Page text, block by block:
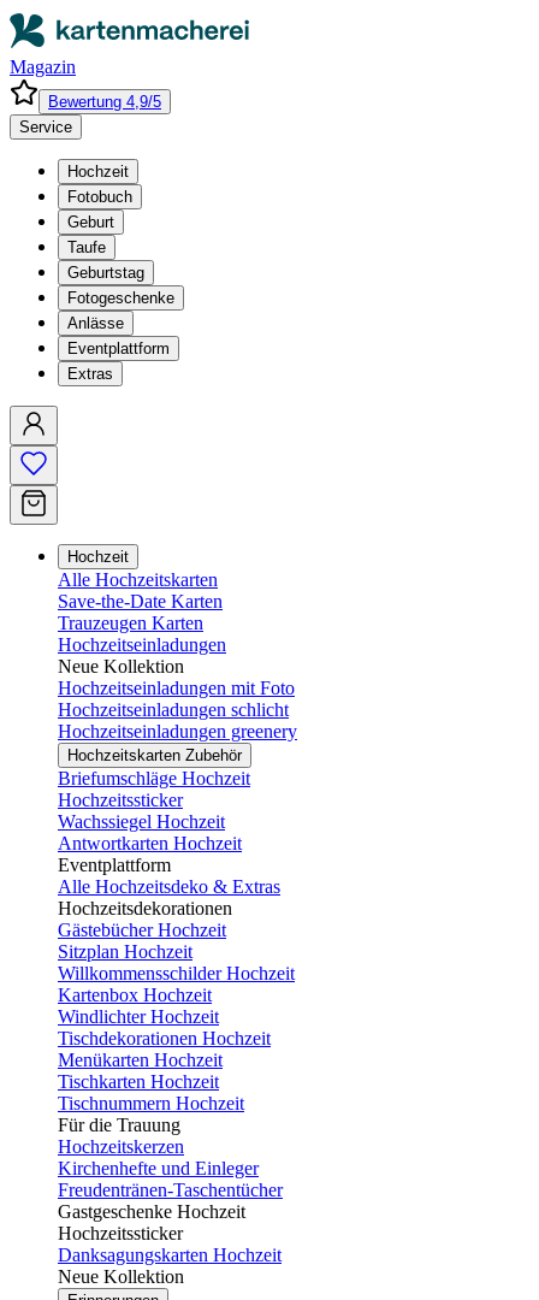
Magazin
Bewertung 4,9/5
Service
Hochzeit
Fotobuch
Geburt
Taufe
Geburtstag
Fotogeschenke
Anlässe
Eventplattform
Extras
Hochzeit
Alle Hochzeitskarten
Save-the-Date Karten
Trauzeugen Karten
Hochzeitseinladungen
Neue Kollektion
Hochzeitseinladungen mit Foto
Hochzeitseinladungen schlicht
Hochzeitseinladungen greenery
Hochzeitskarten Zubehör
Briefumschläge Hochzeit
Hochzeitssticker
Wachssiegel Hochzeit
Antwortkarten Hochzeit
Eventplattform
Alle Hochzeitsdeko & Extras
Hochzeitsdekorationen
Gästebücher Hochzeit
Sitzplan Hochzeit
Willkommensschilder Hochzeit
Kartenbox Hochzeit
Windlichter Hochzeit
Tischdekorationen Hochzeit
Menükarten Hochzeit
Tischkarten Hochzeit
Tischnummern Hochzeit
Für die Trauung
Hochzeitskerzen
Kirchenhefte und Einleger
Freudentränen-Taschentücher
Gastgeschenke Hochzeit
Hochzeitssticker
Danksagungskarten Hochzeit
Neue Kollektion